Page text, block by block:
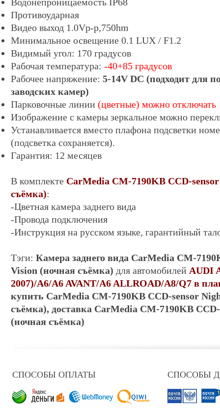
Противоударная
Видео выход 1.0Vp-p,750hm
Минимальное освещение 0.1 LUX / F1.2
Видимый угол: 170 градусов
Рабочая температура: -40+85 градусов
Рабочее напряжение: 5-14V DC (подходит для
заводских камер)
Парковочные линии (цветные) можно отключать
Изображение с камеры зеркальное можно
Устанавливается вместо плафона подсветки
(подсветка сохраняется).
Гарантия: 12 месяцев
В комплекте CarMedia CM-7190KB CCD-
съёмка):
-Цветная камера заднего вида
-Провода подключения
-Инструкция на русском языке, гарантийный
Тэги: Камера заднего вида CarMedia CM-
Vision (ночная съёмка) для автомобилей AUDI
2007)/A6/A6 AVANT/A6 ALLROAD/A8/Q7 в
купить CarMedia CM-7190KB CCD-sensor
съёмка), доставка CarMedia CM-7190KB
(ночная съёмка)
СПОСОБЫ ОПЛАТЫ СПОСОБЫ